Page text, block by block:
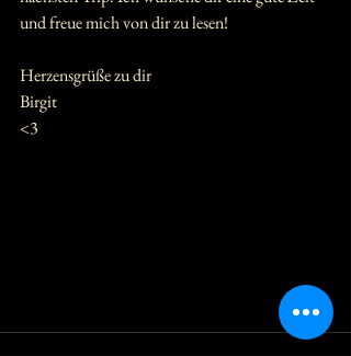
und freue mich von dir zu lesen!
Herzensgrüße zu dir
Birgit
<3